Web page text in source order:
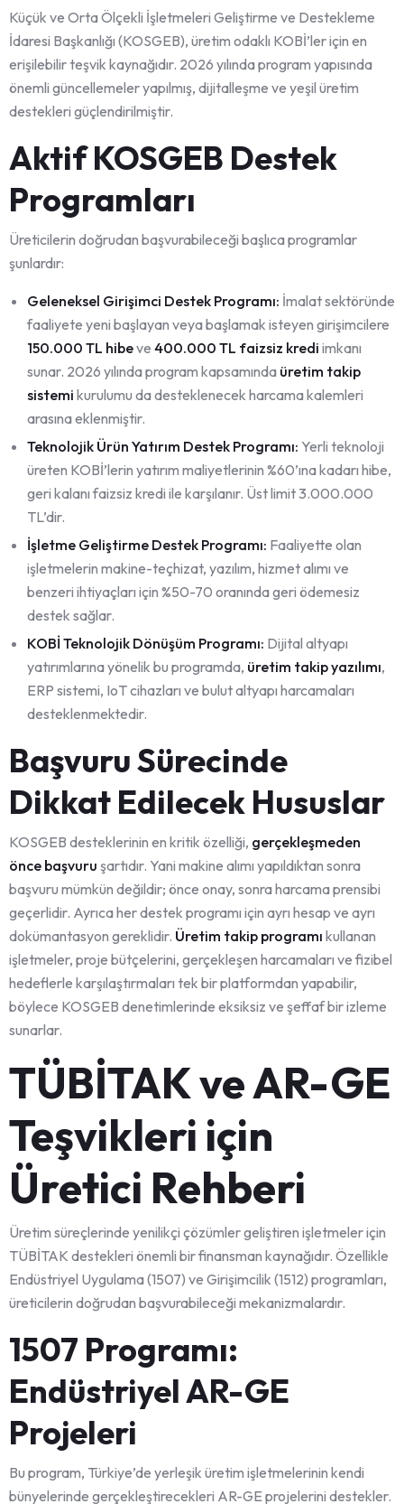
Küçük ve Orta Ölçekli İşletmeleri Geliştirme ve Destekleme
İdaresi Başkanlığı (KOSGEB), üretim odaklı KOBİ’ler için en
erişilebilir teşvik kaynağıdır. 2026 yılında program yapısında
önemli güncellemeler yapılmış, dijitalleşme ve yeşil üretim
destekleri güçlendirilmiştir.
Aktif KOSGEB Destek
Programları
Üreticilerin doğrudan başvurabileceği başlıca programlar
şunlardır:
Geleneksel Girişimci Destek Programı: İmalat sektöründe
faaliyete yeni başlayan veya başlamak isteyen girişimcilere
150.000 TL hibeve 400.000 TL faizsiz kredi imkanı
sunar. 2026 yılında program kapsamında üretim takip
sistemi kurulumu da desteklenecek harcama kalemleri
arasına eklenmiştir.
Teknolojik Ürün Yatırım Destek Programı: Yerli teknoloji
üreten KOBİ’lerin yatırım maliyetlerinin %60’ına kadarı hibe,
geri kalanı faizsiz kredi ile karşılanır. Üst limit 3.000.000
TL’dir.
İşletme Geliştirme Destek Programı: Faaliyette olan
işletmelerin makine-teçhizat, yazılım, hizmet alımı ve
benzeri ihtiyaçları için %50-70 oranında geri ödemesiz
destek sağlar.
KOBİ Teknolojik Dönüşüm Programı: Dijital altyapı
yatırımlarına yönelik bu programda, üretim takip yazılımı,
ERP sistemi, IoT cihazları ve bulut altyapı harcamaları
desteklenmektedir.
Başvuru Sürecinde
Dikkat Edilecek Hususlar
KOSGEB desteklerinin en kritik özelliği, gerçekleşmeden
önce başvuru şartıdır. Yani makine alımı yapıldıktan sonra
başvuru mümkün değildir; önce onay, sonra harcama prensibi
geçerlidir. Ayrıca her destek programı için ayrı hesap ve ayrı
dokümantasyon gereklidir. Üretim takip programı kullanan
işletmeler, proje bütçelerini, gerçekleşen harcamaları ve fizibel
hedeflerle karşılaştırmaları tek bir platformdan yapabilir,
böylece KOSGEB denetimlerinde eksiksiz ve şeffaf bir izleme
sunarlar.
TÜBİTAK ve AR-GE
Teşvikleri için
Üretici Rehberi
Üretim süreçlerinde yenilikçi çözümler geliştiren işletmeler için
TÜBİTAK destekleri önemli bir finansman kaynağıdır. Özellikle
Endüstriyel Uygulama (1507) ve Girişimcilik (1512) programları,
üreticilerin doğrudan başvurabileceği mekanizmalardır.
1507 Programı:
Endüstriyel AR-GE
Projeleri
Bu program, Türkiye’de yerleşik üretim işletmelerinin kendi
bünyelerinde gerçekleştirecekleri AR-GE projelerini destekler.